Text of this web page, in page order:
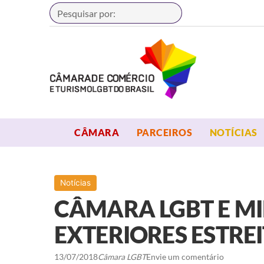
Buscar
CÂMARA OPEN MENU
PARCEIROS OPEN MENU
NOTÍCIAS
Notícias
CÂMARA LGBT E
EXTERIORES
13/07/2018Câmara LGBTEnvie um comentário